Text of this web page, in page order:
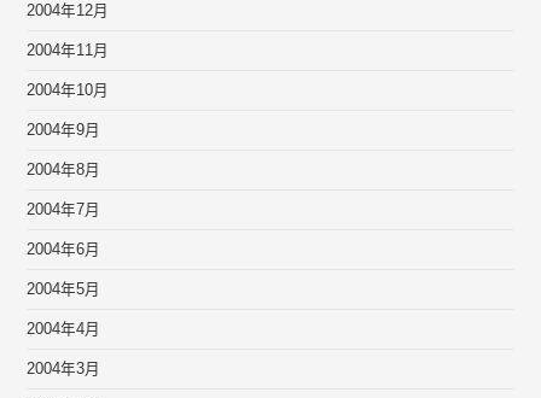
2004年12月
2004年11月
2004年10月
2004年9月
2004年8月
2004年7月
2004年6月
2004年5月
2004年4月
2004年3月